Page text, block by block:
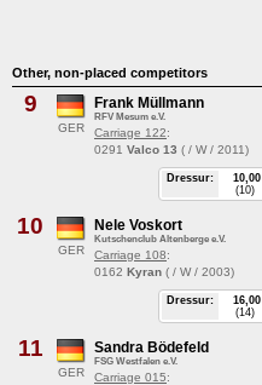
Other, non-placed competitors
9
GER
Frank Müllmann
RFV Mesum e.V.
Carriage 122:
0291 Valco 13 ( / W / 2011)
Dressur:
10,00
(10)
10
GER
Nele Voskort
Kutschenclub Altenberge e.V.
Carriage 108:
0162 Kyran ( / W / 2003)
Dressur:
16,00
(14)
11
GER
Sandra Bödefeld
FSG Westfalen e.V.
Carriage 015: